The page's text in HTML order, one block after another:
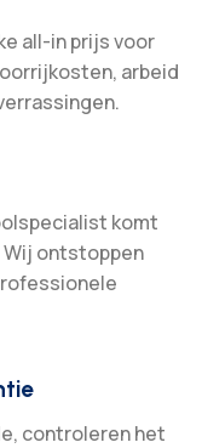
all-in prijs voor
arbeid
komt
Wij ontstoppen
controleren het